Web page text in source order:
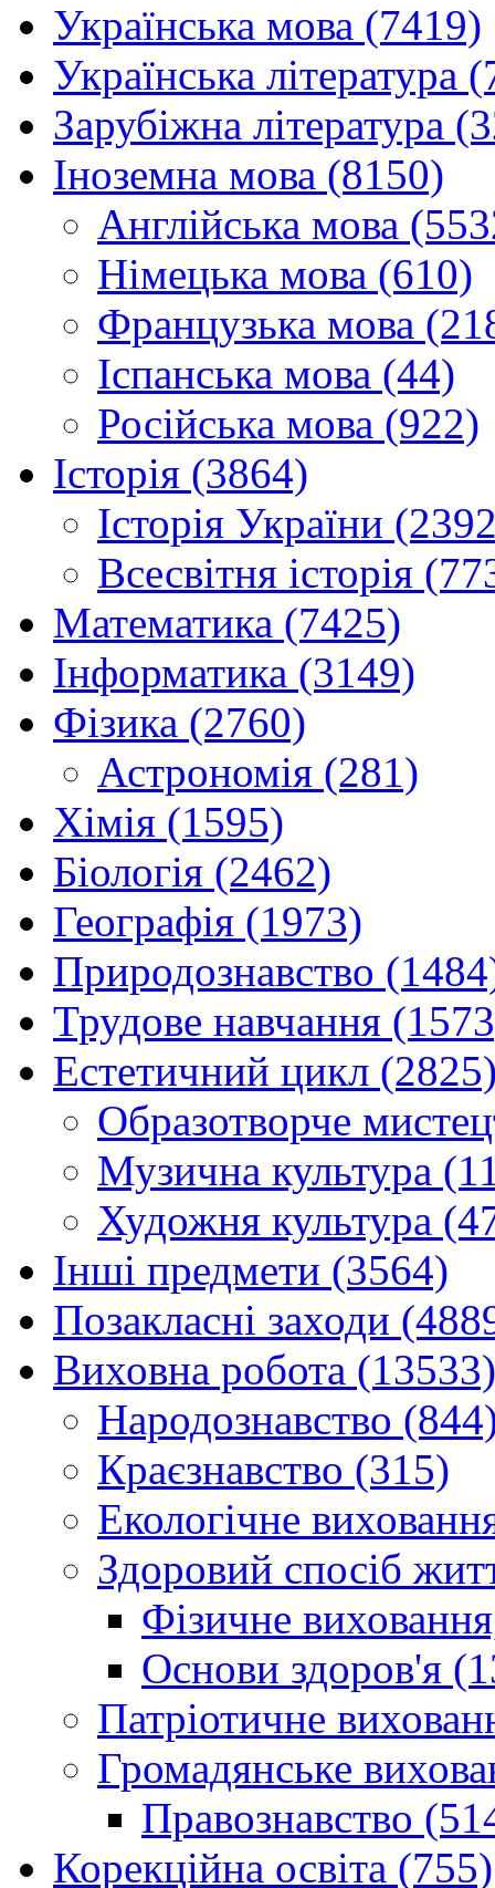
Українська мова (7419)
Українська література
Зарубіжна література
Іноземна мова (8150)
Англійська мова
Німецька мова (610)
Французька мова
Іспанська мова (44)
Російська мова (922)
Історія (3864)
Історія України
Всесвітня історія
Математика (7425)
Інформатика (3149)
Фізика (2760)
Астрономія (281)
Хімія (1595)
Біологія (2462)
Географія (1973)
Природознавство
Трудове навчання
Естетичний цикл
Образотворче
Музична культура
Художня культура
Інші предмети (3564)
Позакласні заходи
Виховна робота (13533)
Народознавство
Краєзнавство (315)
Екологічне
Здоровий спосіб
Фізичне
Основи здоров'я
Патріотичне
Громадянське
Правознавство
Корекційна освіта (755)